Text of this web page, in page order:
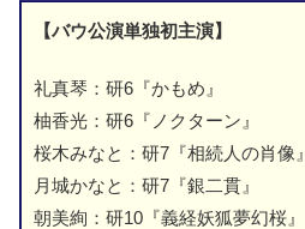
【バウ公演単独初主演】
礼真琴：研6『かもめ』
柚香光：研6『ノクターン』
桜木みなと：研7『相続人の肖像』
月城かなと：研7『銀二貫』
朝美絢：研10『義経妖狐夢幻桜』